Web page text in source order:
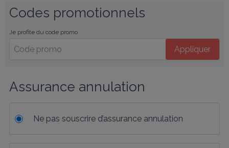
Codes promotionnels
Je profite du code promo
Appliquer
Assurance annulation
Ne pas souscrire d’assurance annulation